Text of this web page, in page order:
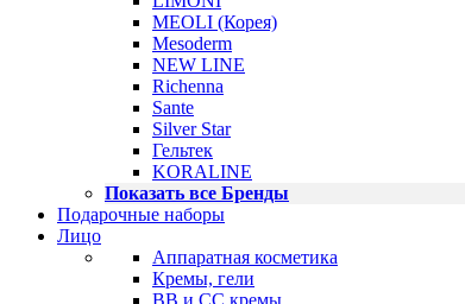
MEOLI (Корея)
Mesoderm
NEW LINE
Richenna
Sante
Silver Star
Гельтек
KORALINE
Показать все Бренды
Подарочные наборы
Лицо
Аппаратная косметика
Кремы, гели